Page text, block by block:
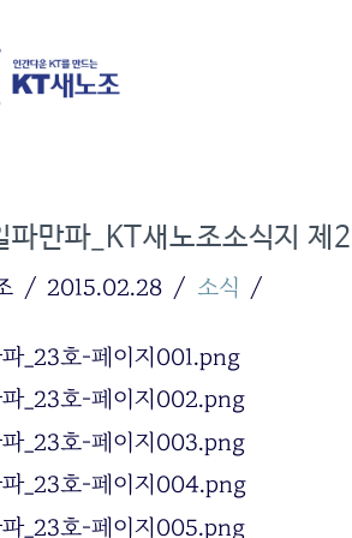
파만파_KT새노조소식지 제
2015.02.28 소식